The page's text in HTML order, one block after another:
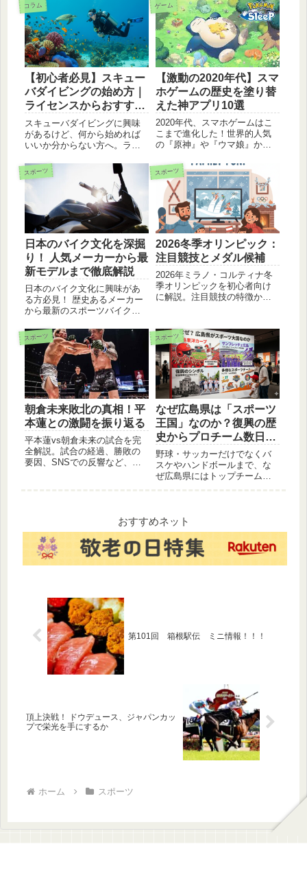
コラム
【初心者必見】スキュー
バダイビングの始め方｜
ライセンスからおすすめ
スポットまで解説
スキューバダイビングに興味
があるけど、何から始めれば
いいか分からない方へ。ライ
必要な器材、初心者におすす
めの国内スポット（沖縄・慶
良間、串本、伊豆）まで、ダ
イビングデビューに必要な情
報を全て解説します。
ゲーム
【激動の2020年代】スマ
ホゲームの歴史を塗り替
えた神アプリ10選
2020年代、スマホゲームはこ
こまで進化した！世界的人気
の『原神』や『ウマ娘』か
で、時代を彩る10作品を詳し
く解説。トレンドの変遷が分
かります。
スポーツ
日本のバイク文化を深掘
り！ 人気メーカーから最
新モデルまで徹底解説
日本のバイク文化に興味があ
る方必見！ 歴史あるメーカー
から最新のスポーツバイクま
力をご紹介します。人気車種
ランキングや、初心者向けの
選び方も解説。
スポーツ
2026冬季オリンピック：
注目競技とメダル候補
2026年ミラノ・コルティナ冬
季オリンピックを初心者向け
に解説。注目競技の特徴か
技、一人でじっくり観戦した
い競技まで分かりやすくまと
めました。テレビ観戦がもっ
と楽しくなるガイドです。
スポーツ
朝倉未来敗北の真相！平
本蓮との激闘を振り返る
平本蓮vs朝倉未来の試合を完
全解説。試合の経過、勝敗の
要因、SNSでの反響など、あ
スポーツ
なぜ広島県は「スポーツ
王国」なのか？復興の歴
史からプロチーム数日本
一の秘密まで解説
野球・サッカーだけでなくバ
スケやハンドボールまで、な
ぜ広島県にはトップチームが
オンピースウイング広島」ま
で。市民と行政が三位一体で
築き上げた「スポーツ大国」
の正体を5つの視点で深掘りし
ます。
おすすめネット
第101回 箱根駅伝 ミニ情報！！！
頂上決戦！ ドウデュース、ジャパンカッ
プで栄光を手にするか
ホーム スポーツ